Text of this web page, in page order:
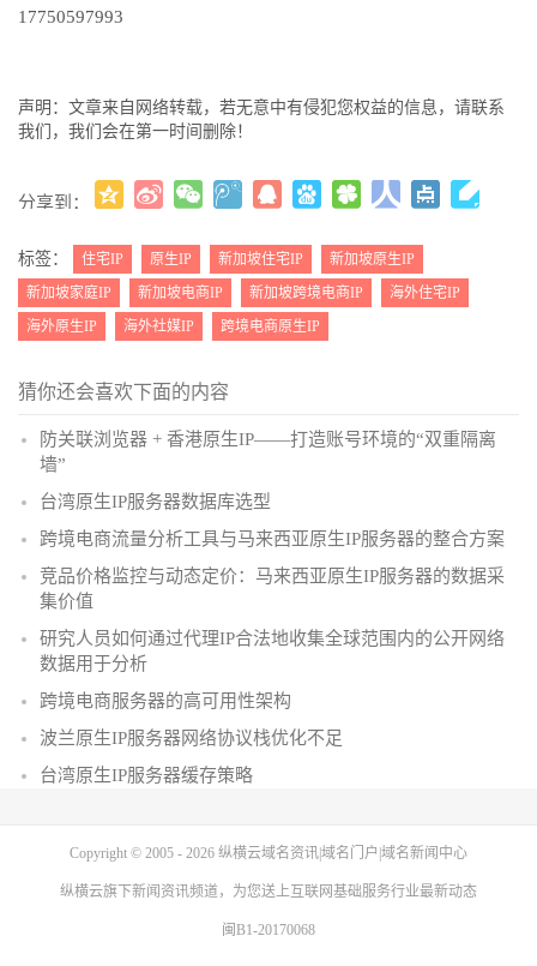
17750597993
声明：文章来自网络转载，若无意中有侵犯您权益的信息，请联系
我们，我们会在第一时间删除！
分享到：
( )
标签： 住宅IP 原生IP 新加坡住宅IP
新加坡原生IP
新加坡家庭IP
新加坡电商IP 新加坡跨境电商IP
海外住宅IP
海外原生IP
海外社媒IP 跨境电商原生IP
猜你还会喜欢下面的内容
防关联浏览器 + 香港原生IP——打造账号环境的“双重隔离
墙”
台湾原生IP服务器数据库选型
跨境电商流量分析工具与马来西亚原生IP服务器的整合方案
竞品价格监控与动态定价：马来西亚原生IP服务器的数据采
集价值
研究人员如何通过代理IP合法地收集全球范围内的公开网络
数据用于分析
跨境电商服务器的高可用性架构
波兰原生IP服务器网络协议栈优化不足
台湾原生IP服务器缓存策略
Copyright © 2005 - 2026 纵横云域名资讯|域名门户|域名新闻中心
纵横云旗下新闻资讯频道，为您送上互联网基础服务行业最新动态
闽B1-20170068